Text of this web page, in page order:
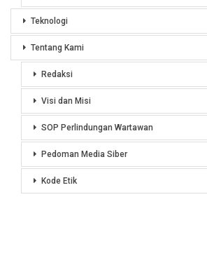
Teknologi
Tentang Kami
Redaksi
Visi dan Misi
SOP Perlindungan Wartawan
Pedoman Media Siber
Kode Etik